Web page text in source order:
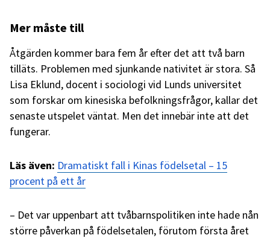
Mer måste till
Åtgärden kommer bara fem år efter det att två barn
tilläts. Problemen med sjunkande nativitet är stora. Så
Lisa Eklund, docent i sociologi vid Lunds universitet
som forskar om kinesiska befolkningsfrågor, kallar det
senaste utspelet väntat. Men det innebär inte att det
fungerar.
Läs även: Dramatiskt fall i Kinas födelsetal – 15
procent på ett år
– Det var uppenbart att tvåbarnspolitiken inte hade nån
större påverkan på födelsetalen, förutom första året